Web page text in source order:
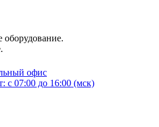
офис
с 07:00 до 16:00 (мск)